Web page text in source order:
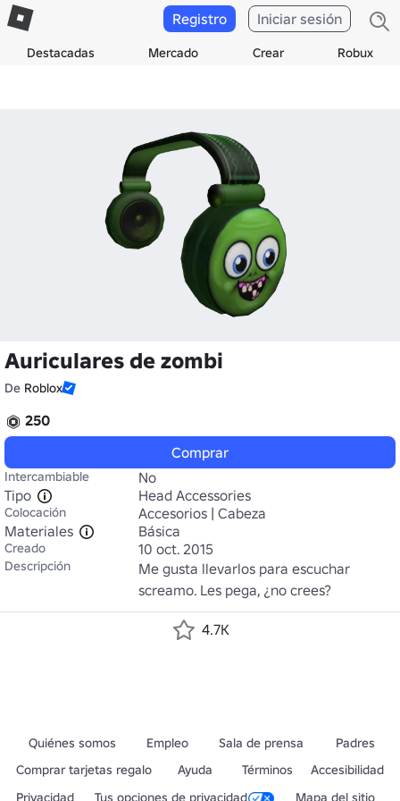
Destacadas Mercado Crear Robux
Registro Iniciar sesión
Auriculares de zombi
De Roblox
250
Comprar
Intercambiable
No
Tipo
Head Accessories
Colocación
Accesorios | Cabeza
Materiales
Básica
Creado 10 oct. 2015
Descripción
Me gusta llevarlos para escuchar
screamo. Les pega, ¿no crees?
4.7K
Quiénes somos Empleo Sala de prensa
Padres
Comprar tarjetas regalo
Ayuda Términos
Accesibilidad
Privacidad
Tus opciones de privacidad Mapa del sitio